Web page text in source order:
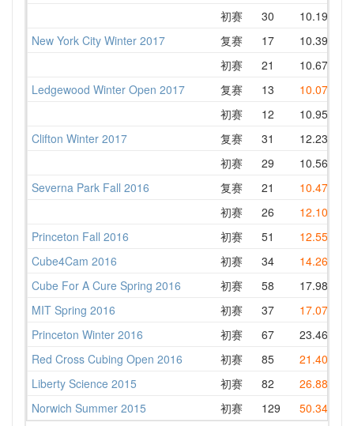
初赛
30 10.19
New York City Winter 2017
复赛 17 10.39
初赛
21 10.67
Ledgewood Winter Open 2017
复赛 13 10.07
初赛
12 10.95
Clifton Winter 2017
复赛 31 12.23
初赛
29 10.56
Severna Park Fall 2016
复赛 21 10.47
初赛
26 12.10
Princeton Fall 2016
初赛 51 12.55
Cube4Cam 2016
初赛 34 14.26
Cube For A Cure Spring 2016
初赛 58 17.98
MIT Spring 2016
初赛 37 17.07
Princeton Winter 2016
初赛 67 23.46
Red Cross Cubing Open 2016
初赛 85 21.40
Liberty Science 2015
初赛 82 26.88
Norwich Summer 2015
初赛 129 50.34